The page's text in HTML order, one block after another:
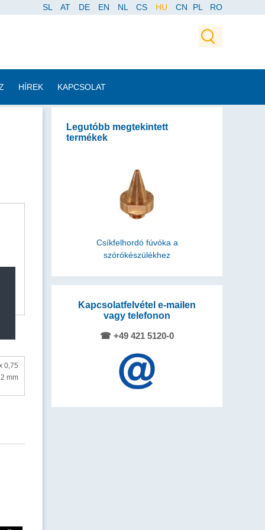
SL AT DE EN NL CS HU CN PL RO
HÍREK KAPCSOLAT
0,75
mm
Legutóbb megtekintett
termékek
Csíkfelhordó fúvóka a
szórókészülékhez
Kapcsolatfelvétel e-mailen
vagy telefonon
☎ +49 421 5120-0